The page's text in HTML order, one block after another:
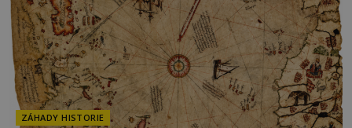
ZÁHADY HISTORIE